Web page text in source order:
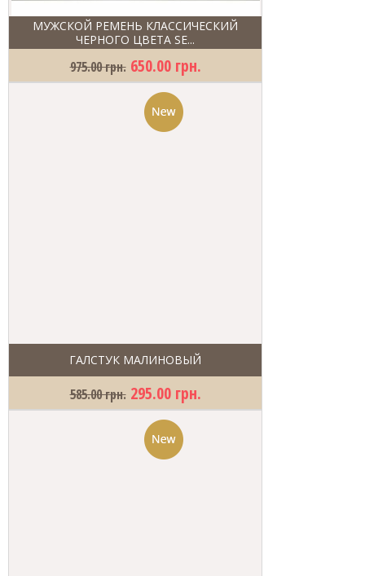
МУЖСКОЙ РЕМЕНЬ КЛАССИЧЕСКИЙ
ЧЕРНОГО ЦВЕТА SE...
975.00 грн. 650.00 грн.
ГАЛСТУК МАЛИНОВЫЙ
585.00 грн. 295.00 грн.